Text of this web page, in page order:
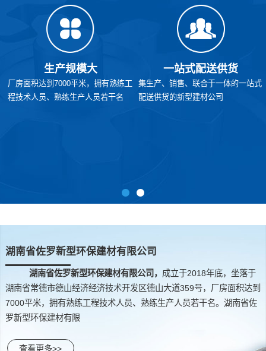
生产规模大
厂房面积达到7000平米，拥有熟练工
程技术人员、熟练生产人员若干名
一站式配送供货
集生产、销售、联合于一体的一站式
配送供货的新型建材公司
湖南省佐罗新型环保建材有限公司
湖南省佐罗新型环保建材有限公司， 成立于2018年底，坐落于
湖南省常德市德山经济经济技术开发区德山大道359号，厂房面积达到
7000平米，拥有熟练工程技术人员、熟练生产人员若干名。湖南省佐
罗新型环保建材有限
查看更多>>